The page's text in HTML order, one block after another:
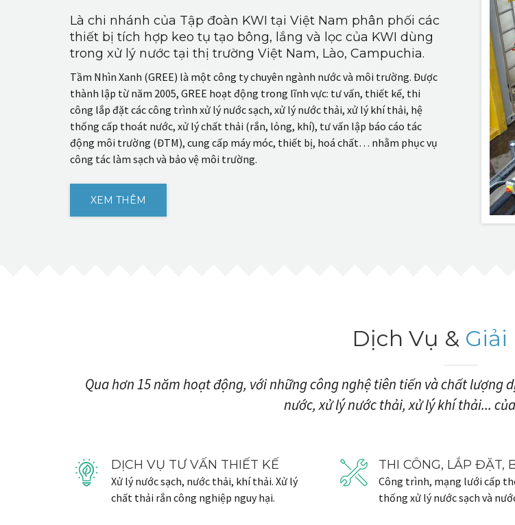
Là chi nhánh của Tập đoàn KWI tại Việt Nam phân phối các
thiết bị tích hợp keo tụ tạo bông, lắng và lọc của KWI dùng
trong xử lý nước tại thị trường Việt Nam, Lào, Campuchia.
Tầm Nhìn Xanh (GREE) là một công ty chuyên ngành nước và môi trường. Được
thành lập từ năm 2005, GREE hoạt động trong lĩnh vực: tư vấn, thiết kế, thi
công lắp đặt các công trình xử lý nước sạch, xử lý nước thải, xử lý khí thải, hệ
thống cấp thoát nước, xử lý chất thải (rắn, lỏng, khí), tư vấn lập báo cáo tác
động môi trường (ĐTM), cung cấp máy móc, thiết bị, hoá chất… nhằm phục vụ
công tác làm sạch và bảo vệ môi trường.
XEM THÊM
Dịch Vụ & Giải
Qua hơn 15 năm hoạt động, với những công nghệ tiên tiến và chất lượng
nước, xử lý nước thải, xử lý khí thải...
DỊCH VỤ TƯ VẤN THIẾT KẾ
Xử lý nước sạch, nước thải, khí thải. Xử lý
chất thải rắn công nghiệp nguy hại.
THI CÔNG, LẮP ĐẶT,
Công trình, mạng lưới cấp
thống xử lý nước sạch và